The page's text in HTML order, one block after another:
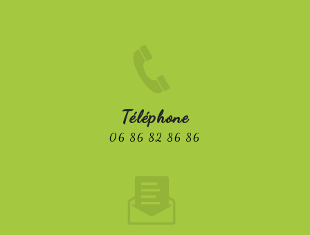
Téléphone
06 86 82 86 86